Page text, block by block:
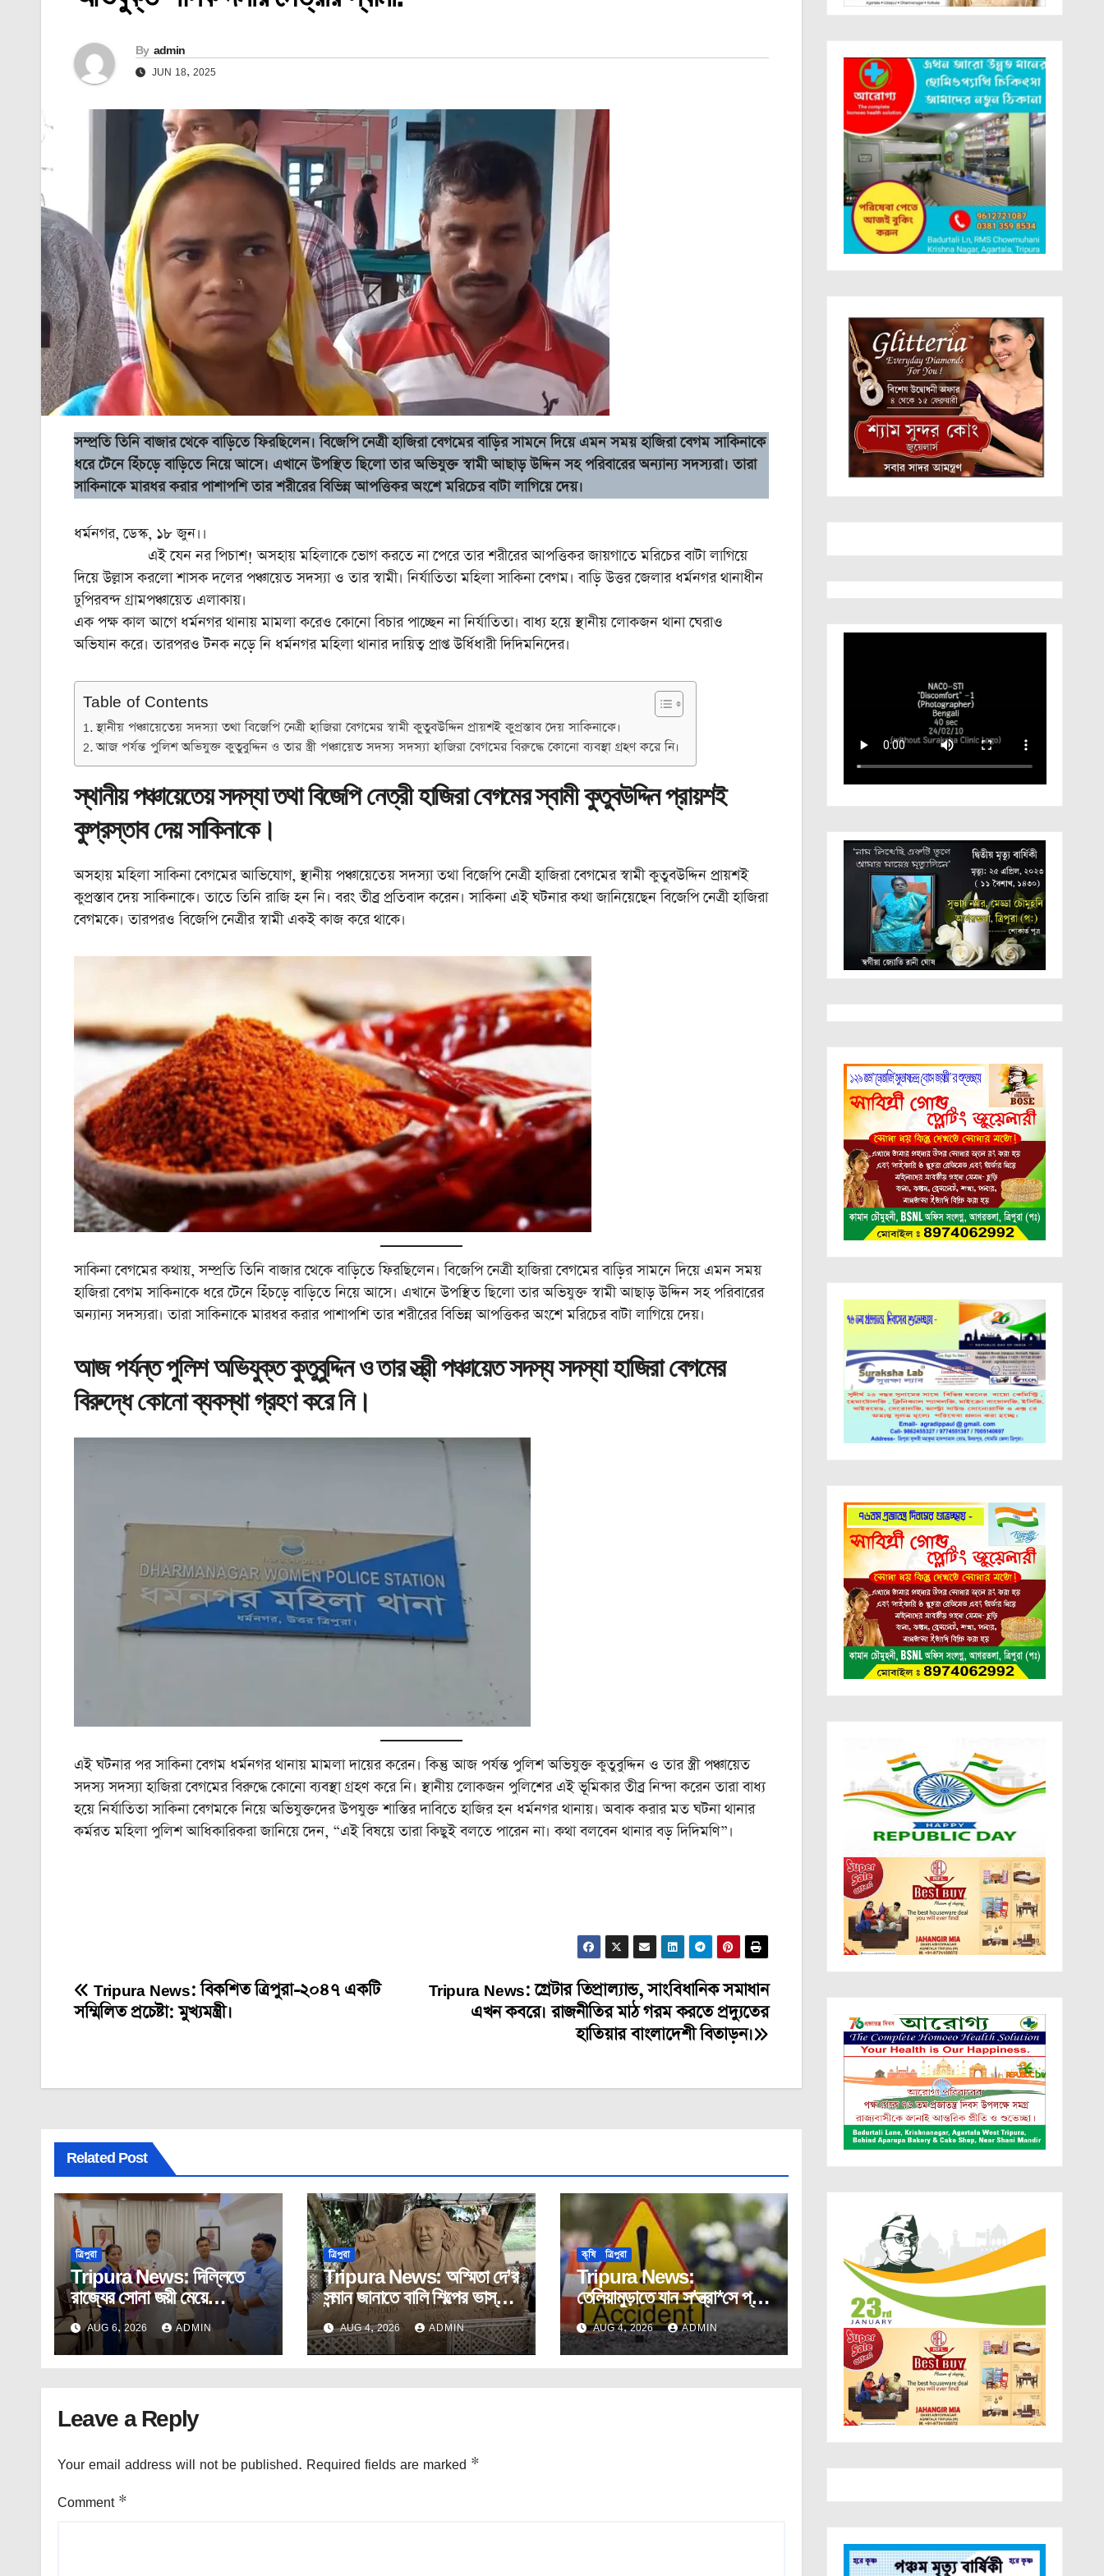
By admin
JUN 18, 2025
সম্প্রতি তিনি বাজার থেকে বাড়িতে ফিরছিলেন। বিজেপি নেত্রী হাজিরা বেগমের বাড়ির সামনে দিয়ে এমন সময় হাজিরা বেগম সাকিনাকে
ধরে টেনে হিঁচড়ে বাড়িতে নিয়ে আসে। এখানে উপস্থিত ছিলো তার অভিযুক্ত স্বামী আছাড় উদ্দিন সহ পরিবারের অন্যান্য সদস্যরা। তারা
সাকিনাকে মারধর করার পাশাপশি তার শরীরের বিভিন্ন আপত্তিকর অংশে মরিচের বাটা লাগিয়ে দেয়।
ধর্মনগর, ডেস্ক, ১৮ জুন।।
এই যেন নর পিচাশ! অসহায় মহিলাকে ভোগ করতে না পেরে তার শরীরের আপত্তিকর জায়গাতে মরিচের বাটা লাগিয়ে
দিয়ে উল্লাস করলো শাসক দলের পঞ্চায়েত সদস্যা ও তার স্বামী। নির্যাতিতা মহিলা সাকিনা বেগম। বাড়ি উত্তর জেলার ধর্মনগর থানাধীন
ঢুপিরবন্দ গ্রামপঞ্চায়েত এলাকায়।
এক পক্ষ কাল আগে ধর্মনগর থানায় মামলা করেও কোনো বিচার পাচ্ছেন না নির্যাতিতা। বাধ্য হয়ে স্থানীয় লোকজন থানা ঘেরাও
অভিযান করে। তারপরও টনক নড়ে নি ধর্মনগর মহিলা থানার দায়িত্ব প্রাপ্ত উর্ধিধারী দিদিমনিদের।
Table of Contents
স্থানীয় পঞ্চায়েতেয় সদস্যা তথা বিজেপি নেত্রী হাজিরা বেগমের স্বামী কুতুবউদ্দিন প্রায়শই কুপ্রস্তাব দেয় সাকিনাকে।
আজ পর্যন্ত পুলিশ অভিযুক্ত কুতুবুদ্দিন ও তার স্ত্রী পঞ্চায়েত সদস্য সদস্যা হাজিরা বেগমের বিরুদ্ধে কোনো ব্যবস্থা গ্রহণ করে নি।
স্থানীয় পঞ্চায়েতেয় সদস্যা তথা বিজেপি নেত্রী হাজিরা বেগমের স্বামী কুতুবউদ্দিন প্রায়শই
কুপ্রস্তাব দেয় সাকিনাকে।
অসহায় মহিলা সাকিনা বেগমের আভিযোগ, স্থানীয় পঞ্চায়েতেয় সদস্যা তথা বিজেপি নেত্রী হাজিরা বেগমের স্বামী কুতুবউদ্দিন প্রায়শই
কুপ্রস্তাব দেয় সাকিনাকে। তাতে তিনি রাজি হন নি। বরং তীব্র প্রতিবাদ করেন। সাকিনা এই ঘটনার কথা জানিয়েছেন বিজেপি নেত্রী হাজিরা
বেগমকে। তারপরও বিজেপি নেত্রীর স্বামী একই কাজ করে থাকে।
সাকিনা বেগমের কথায়, সম্প্রতি তিনি বাজার থেকে বাড়িতে ফিরছিলেন। বিজেপি নেত্রী হাজিরা বেগমের বাড়ির সামনে দিয়ে এমন সময়
হাজিরা বেগম সাকিনাকে ধরে টেনে হিঁচড়ে বাড়িতে নিয়ে আসে। এখানে উপস্থিত ছিলো তার অভিযুক্ত স্বামী আছাড় উদ্দিন সহ পরিবারের
অন্যান্য সদস্যরা। তারা সাকিনাকে মারধর করার পাশাপশি তার শরীরের বিভিন্ন আপত্তিকর অংশে মরিচের বাটা লাগিয়ে দেয়।
আজ পর্যন্ত পুলিশ অভিযুক্ত কুতুবুদ্দিন ও তার স্ত্রী পঞ্চায়েত সদস্য সদস্যা হাজিরা বেগমের
বিরুদ্ধে কোনো ব্যবস্থা গ্রহণ করে নি।
এই ঘটনার পর সাকিনা বেগম ধর্মনগর থানায় মামলা দায়ের করেন। কিন্তু আজ পর্যন্ত পুলিশ অভিযুক্ত কুতুবুদ্দিন ও তার স্ত্রী পঞ্চায়েত
সদস্য সদস্যা হাজিরা বেগমের বিরুদ্ধে কোনো ব্যবস্থা গ্রহণ করে নি। স্থানীয় লোকজন পুলিশের এই ভূমিকার তীব্র নিন্দা করেন তারা বাধ্য
হয়ে নির্যাতিতা সাকিনা বেগমকে নিয়ে অভিযুক্তদের উপযুক্ত শাস্তির দাবিতে হাজির হন ধর্মনগর থানায়। অবাক করার মত ঘটনা থানার
কর্মরত মহিলা পুলিশ আধিকারিকরা জানিয়ে দেন, “এই বিষয়ে তারা কিছুই বলতে পারেন না। কথা বলবেন থানার বড় দিদিমণি”।
Post
navigation
Tripura News: গ্রেটার তিপ্রাল্যান্ড, সাংবিধানিক সমাধান
এখন কবরে। রাজনীতির মাঠ গরম করতে প্রদ্যুতের
হাতিয়ার বাংলাদেশী বিতাড়ন।
Tripura News: বিকশিত ত্রিপুরা-২০৪৭ একটি
সম্মিলিত প্রচেষ্টা: মুখ্যমন্ত্রী।
Related Post
ত্রিপুরা
Tripura News: দিল্লিতে
রাজ্যের সোনা জয়ী মেয়ে
অস্মিতাকে সংবর্ধনা মুখ্যমন্ত্রীর।
AUG 6, 2026 ADMIN
ত্রিপুরা
Tripura News: অস্মিতা দে’র
সন্মান জানাতে বালি শিল্পের ভাস্কর্য
নির্মাণ।
AUG 4, 2026 ADMIN
কৃষি ত্রিপুরা
Tripura News:
তেলিয়ামুড়াতে যান স*ন্ত্রা*সে প্রাণ
হারালেন কৃষক।
AUG 4, 2026 ADMIN
Leave a Reply
Your email address will not be published. Required fields are marked *
Comment *